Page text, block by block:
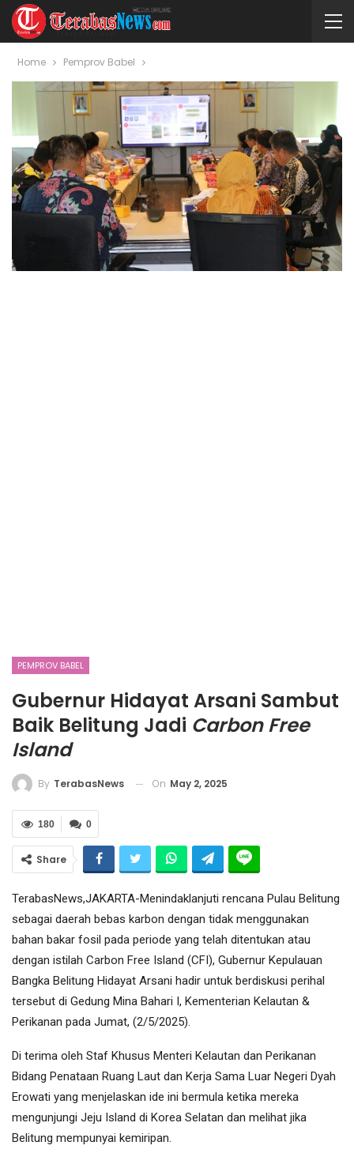
Home Pemprov Babel
PEMPROV BABEL
Gubernur Hidayat Arsani Sambut
Baik Belitung Jadi Carbon Free
Island
By TerabasNews On May 2, 2025
0
180
Share
TerabasNews,JAKARTA-Menindaklanjuti rencana Pulau Belitung
sebagai daerah bebas karbon dengan tidak menggunakan
bahan bakar fosil pada periode yang telah ditentukan atau
dengan istilah Carbon Free Island (CFI), Gubernur Kepulauan
Bangka Belitung Hidayat Arsani hadir untuk berdiskusi perihal
tersebut di Gedung Mina Bahari I, Kementerian Kelautan &
Perikanan pada Jumat, (2/5/2025).
Di terima oleh Staf Khusus Menteri Kelautan dan Perikanan
Bidang Penataan Ruang Laut dan Kerja Sama Luar Negeri Dyah
Erowati yang menjelaskan ide ini bermula ketika mereka
mengunjungi Jeju Island di Korea Selatan dan melihat jika
Belitung mempunyai kemiripan.